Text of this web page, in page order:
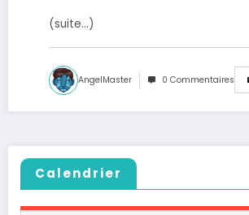
(suite…)
AngelMaster 0 Commentaires
Calendrier